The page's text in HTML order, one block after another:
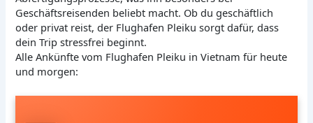
Geschäftsreisenden beliebt macht. Ob du geschäftlich
oder privat reist, der Flughafen Pleiku sorgt dafür, dass
dein Trip stressfrei beginnt.
Alle Ankünfte vom Flughafen Pleiku in Vietnam für heute
und morgen: